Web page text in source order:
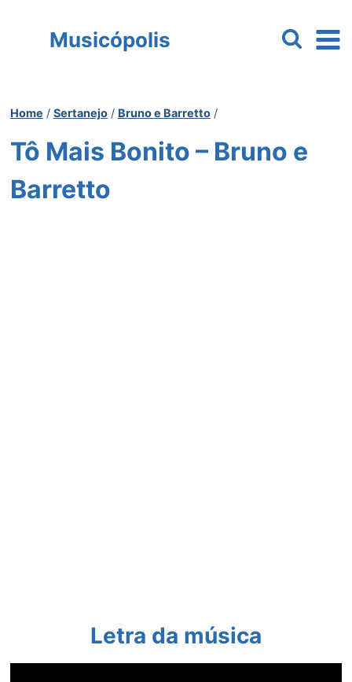
Musicópolis
Home / Sertanejo / Bruno e Barretto /
Tô Mais Bonito – Bruno e
Barretto
Letra da música